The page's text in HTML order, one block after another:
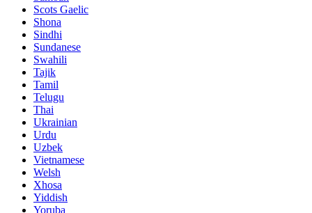
Scots Gaelic
Shona
Sindhi
Sundanese
Swahili
Tajik
Tamil
Telugu
Thai
Ukrainian
Urdu
Uzbek
Vietnamese
Welsh
Xhosa
Yiddish
Yoruba